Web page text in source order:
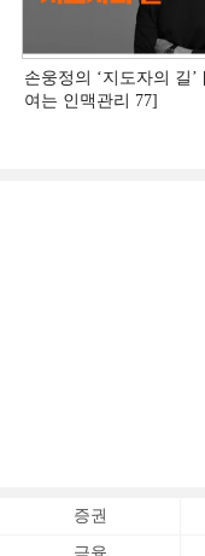
손웅정의 ‘지도자의 길’
여는 인맥관리 77]
증권